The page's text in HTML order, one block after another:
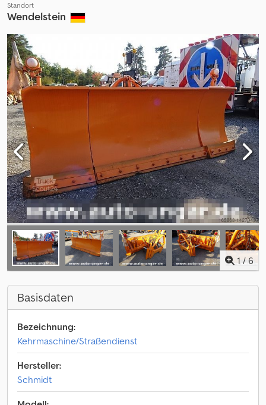
Standort
Wendelstein
1 / 6
Basisdaten
Bezeichnung:
Kehrmaschine/Straßendienst
Hersteller:
Schmidt